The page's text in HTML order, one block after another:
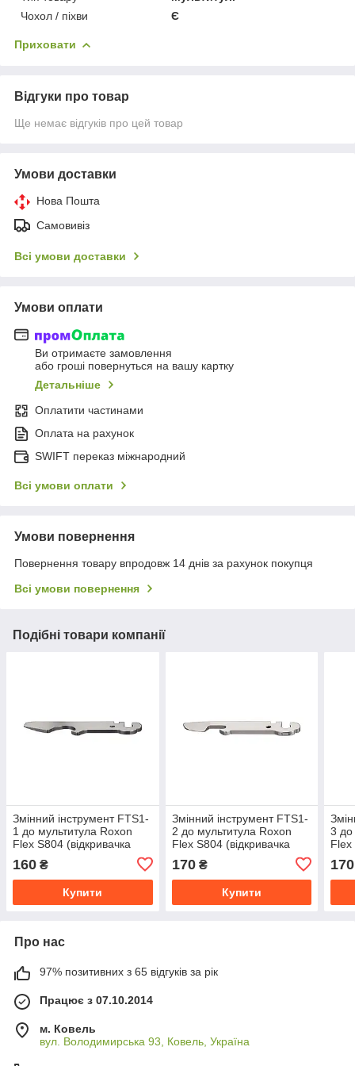
Чохол / піхви
Є
Приховати
Відгуки про товар
Ще немає відгуків про цей товар
Умови доставки
Нова Пошта
Самовивіз
Всі умови доставки
Умови оплати
Ви отримаєте замовлення
або гроші повернуться на вашу картку
Детальніше
Оплатити частинами
Оплата на рахунок
SWIFT переказ міжнародний
Всі умови оплати
Умови повернення
Повернення товару впродовж 14 днів за рахунок покупця
Всі умови повернення
Подібні товари компанії
Змінний інструмент FTS1-
1 до мультитула Roxon
Flex S804 (відкривачка
викрутка)
160 ₴
Купити
Змінний інструмент FTS1-
2 до мультитула Roxon
Flex S804 (відкривачка
170₴
Купити
3 до
Flex
170
Про нас
97% позитивних з 65 відгуків за рік
Працює з 07.10.2014
м. Ковель
вул. Володимирська 93, Ковель, Україна